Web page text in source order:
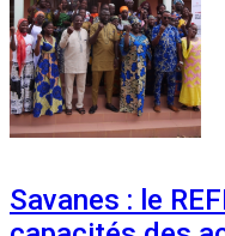
Savanes : le